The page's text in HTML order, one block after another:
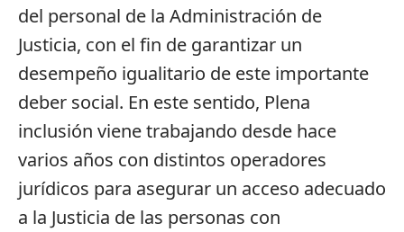
del personal de la Administración de
Justicia, con el fin de garantizar un
desempeño igualitario de este importante
deber social. En este sentido, Plena
inclusión viene trabajando desde hace
varios años con distintos operadores
jurídicos para asegurar un acceso adecuado
a la Justicia de las personas con